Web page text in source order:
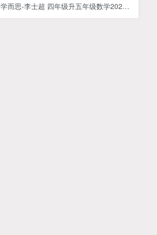
学而思-李士超 四年级升五年级数学2020年暑期培训班